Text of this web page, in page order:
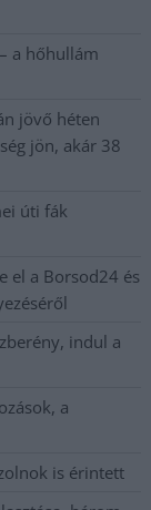
a hőhullám
jövő héten
jön, akár 38
úti fák
el a Borsod24 és
indul a
a
is érintett